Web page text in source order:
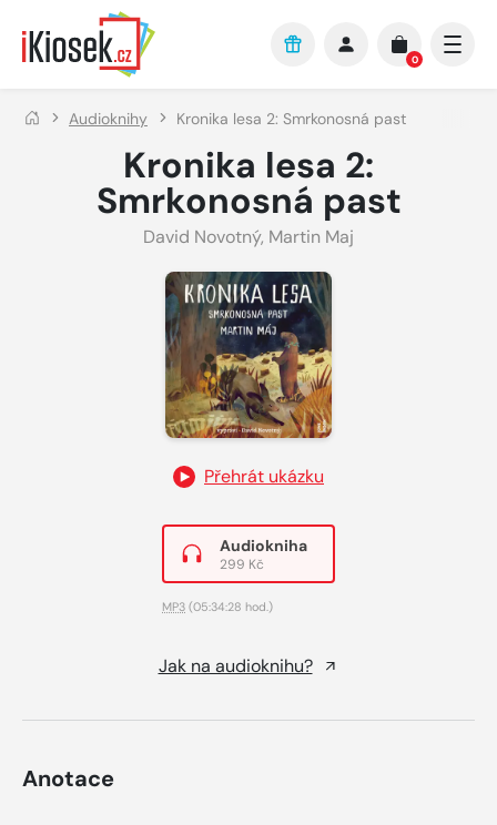
Přejít na hlavní obsah
0
Audioknihy Kronika lesa 2: Smrkonosná past
Kronika lesa 2:
Smrkonosná past
David Novotný, Martin Maj
Přehrát ukázku
Audiokniha
299 Kč
MP3 (05:34:28 hod.)
Jak na audioknihu?
Anotace